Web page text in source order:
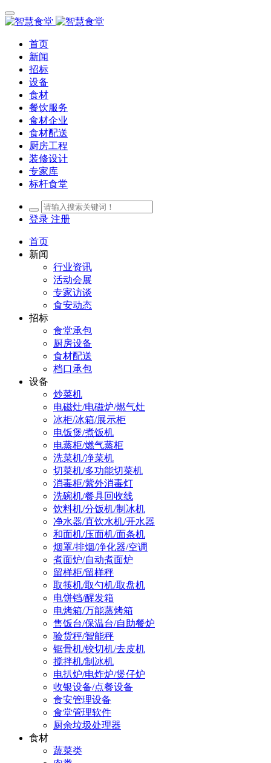
首页
新闻
招标
设备
食材
餐饮服务
食材企业
食材配送
厨房工程
装修设计
专家库
标杆食堂
登录 注册
首页
新闻
行业资讯
活动会展
专家访谈
食安动态
招标
食堂承包
厨房设备
食材配送
档口承包
设备
炒菜机
电磁灶/电磁炉/燃气灶
冰柜/冰箱/展示柜
电饭煲/煮饭机
电蒸柜/燃气蒸柜
洗菜机/净菜机
切菜机/多功能切菜机
消毒柜/紫外消毒灯
洗碗机/餐具回收线
饮料机/分饭机/制冰机
净水器/直饮水机/开水器
和面机/压面机/面条机
烟罩/排烟/净化器/空调
煮面炉/自动煮面炉
留样柜/留样秤
取筷机/取勺机/取盘机
电饼铛/醒发箱
电烤箱/万能蒸烤箱
售饭台/保温台/自助餐炉
验货秤/智能秤
锯骨机/铰切机/去皮机
搅拌机/制冰机
电扒炉/电炸炉/煲仔炉
收银设备/点餐设备
食安管理设备
食堂管理软件
厨余垃圾处理器
食材
蔬菜类